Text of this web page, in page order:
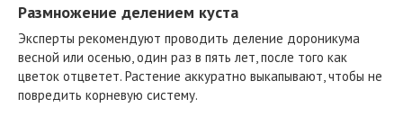
Размножение делением куста
Эксперты рекомендуют проводить деление дороникума
весной или осенью, один раз в пять лет, после того как
цветок отцветет. Растение аккуратно выкапывают, чтобы не
повредить корневую систему.